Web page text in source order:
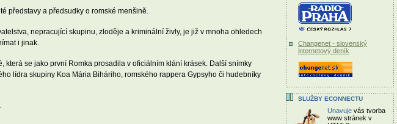
představy a předsudky o romské menšině.
nepracující skupinu, zloděje a kriminální živly, je již v mnoha ohledech
i jinak.
se jako první Romka prosadila v oficiálním klání krásek. Další snímky
lídra skupiny Koa Mária Biháriho, romského rappera Gypsyho či hudebníky
Changenet - slovenský
internetový deník
SLUŽBY ECONNECTU
Unavuje vás tvorba
www stránek v